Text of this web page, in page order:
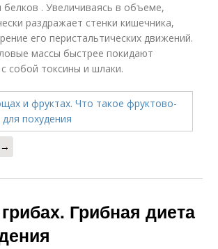
белков . Увеличиваясь в объеме,
раздражает стенки кишечника,
его перистальтических движений.
массы быстрее покидают
собой токсины и шлаки.
→
Грибная диета